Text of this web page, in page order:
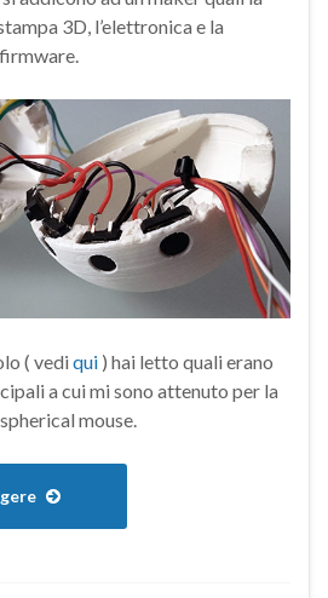
3D, l’elettronica e la
( vedi qui ) hai letto quali erano
a cui mi sono attenuto per la
mouse.